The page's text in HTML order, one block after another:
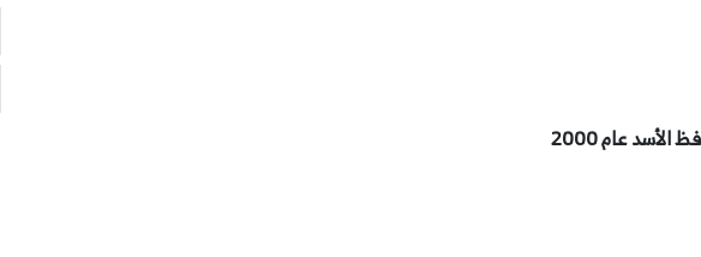
عام 2000